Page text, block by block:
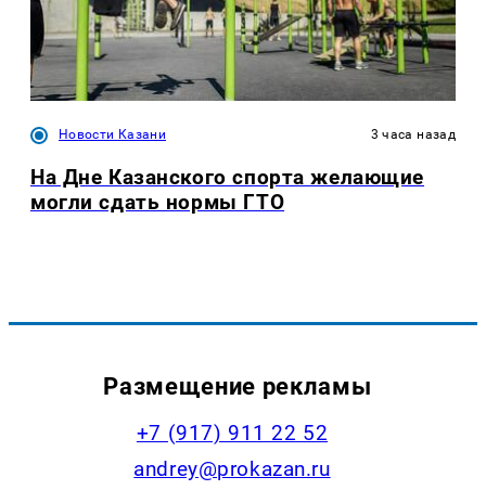
Новости Казани 3 часа назад
На Дне Казанского спорта желающие
могли сдать нормы ГТО
Размещение рекламы
+7 (917) 911 22 52
andrey@prokazan.ru